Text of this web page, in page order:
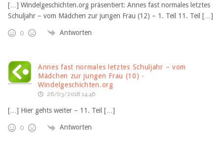
[…] Windelgeschichten.org präsentiert: Annes fast normales letztes
Schuljahr – vom Mädchen zur jungen Frau (12) – 1. Teil 11. Teil […]
0 Antworten
Annes fast normales letztes Schuljahr – vom
Mädchen zur jungen Frau (10) -
Windelgeschichten.org
26/03/2018 14:46
[…] Hier gehts weiter – 11. Teil […]
0 Antworten